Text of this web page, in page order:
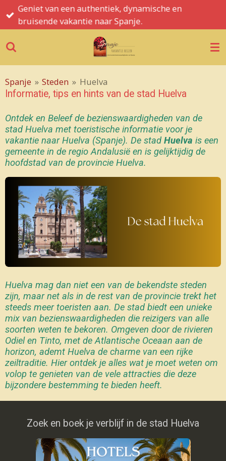
Ga
direct
de
Geniet van een authentiek, dynamische en
bruisende vakantie naar Spanje.
Spanje » Steden » Huelva
Informatie, tips en hints van de stad Huelva
Ontdek en Beleef de bezienswaardigheden van de
stad Huelva met toeristische informatie voor je
vakantie naar Huelva (Spanje). De stadHuelva is een
gemeente in de regio Andalusië en is gelijktijdig de
hoofdstad van de provincie Huelva.
Huelva mag dan niet een van de bekendste steden
zijn, maar net als in de rest van de provincie trekt het
steeds meer toeristen aan. De stad biedt een unieke
mix van bezienswaardigheden die reizigers van alle
soorten weten te bekoren. Omgeven door de rivieren
Odiel en Tinto, met de Atlantische Oceaan aan de
horizon, ademt Huelva de charme van een rijke
zeiltraditie. Hier ontdek je alles wat je moet weten om
volop te genieten van de vele attracties die deze
bijzondere bestemming te bieden heeft.
Zoek en boek je verblijf in de stad Huelva